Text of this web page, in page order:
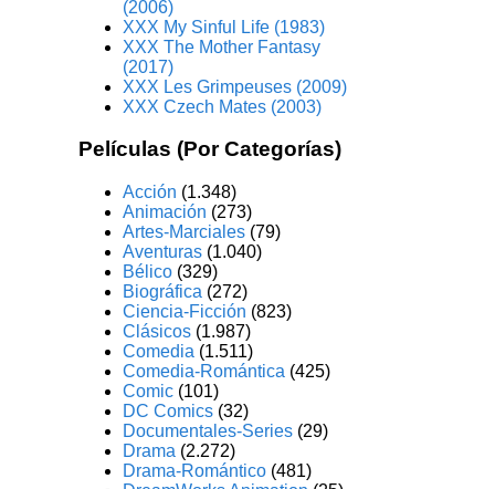
(2006)
XXX My Sinful Life (1983)
XXX The Mother Fantasy
(2017)
XXX Les Grimpeuses (2009)
XXX Czech Mates (2003)
Películas (Por Categorías)
Acción (1.348)
Animación (273)
Artes-Marciales (79)
Aventuras (1.040)
Bélico (329)
Biográfica (272)
Ciencia-Ficción (823)
Clásicos (1.987)
Comedia (1.511)
Comedia-Romántica (425)
Comic (101)
DC Comics (32)
Documentales-Series (29)
Drama (2.272)
Drama-Romántico (481)